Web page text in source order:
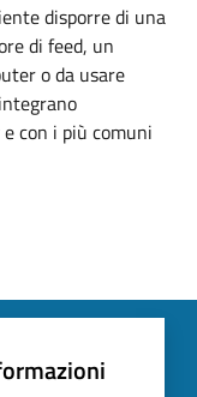
disporre di una
di feed, un
o da usare
con i più comuni